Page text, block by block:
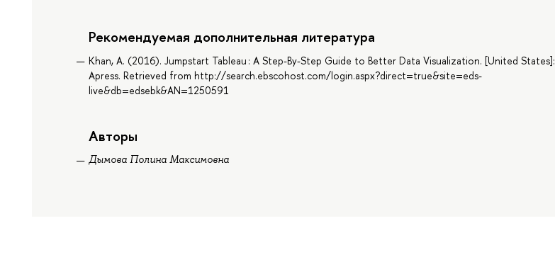
Рекомендуемая дополнительная литература
Khan, A. (2016). Jumpstart Tableau : A Step-By-Step Guide to Better Data Visualization. [United States]:
Apress. Retrieved from http://search.ebscohost.com/login.aspx?direct=true&site=eds-
live&db=edsebk&AN=1250591
Авторы
Дымова Полина Максимовна